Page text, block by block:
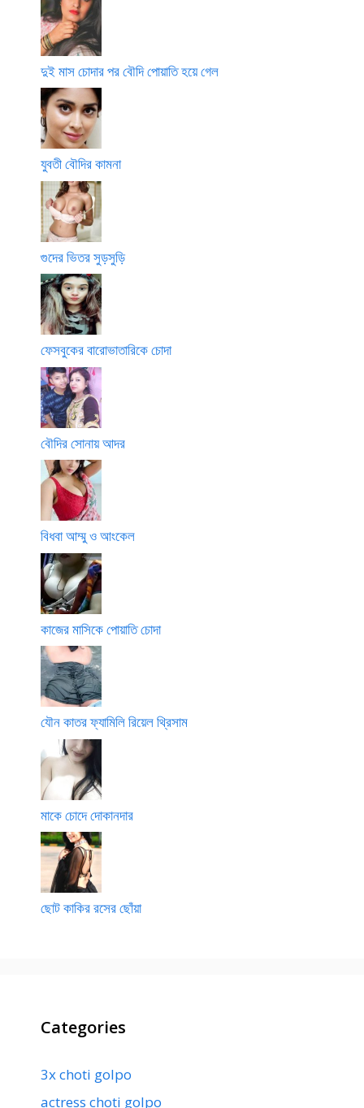
দুই মাস চোদার পর বৌদি পোয়াতি হয়ে গেল
যুবতী বৌদির কামনা
গুদের ভিতর সুড়সুড়ি
ফেসবুকের বারোভাতারিকে চোদা
বৌদির সোনায় আদর
বিধবা আম্মু ও আংকেল
কাজের মাসিকে পোয়াতি চোদা
যৌন কাতর ফ্যামিলি রিয়েল থ্রিসাম
মাকে চোদে দোকানদার
ছোট কাকির রসের ছোঁয়া
Categories
3x choti golpo
actress choti golpo